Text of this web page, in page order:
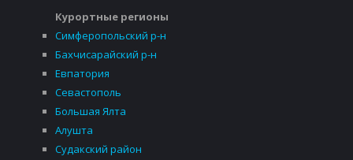
Курортные регионы
Симферопольский р-н
Бахчисарайский р-н
Евпатория
Севастополь
Большая Ялта
Алушта
Судакский район